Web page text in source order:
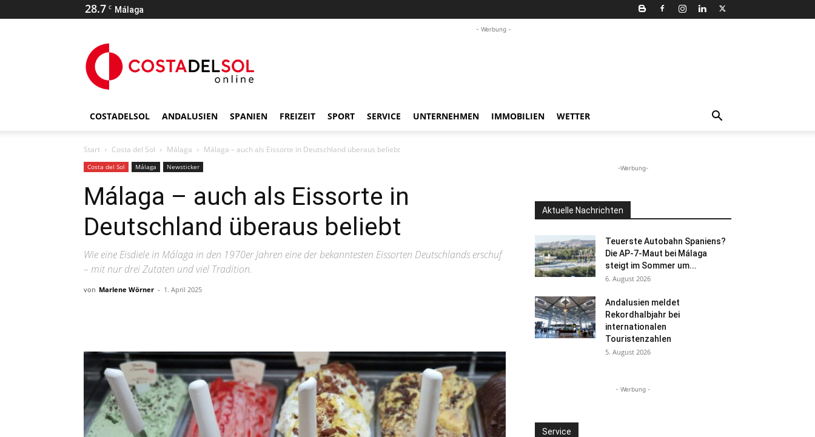
28.7 C Málaga
- Werbung -
COSTADELSOL ANDALUSIEN SPANIEN FREIZEIT SPORT SERVICE UNTERNEHMEN IMMOBILIEN WETTER
Start Costa del Sol Málaga Málaga – auch als Eissorte in Deutschland überaus beliebt
Costa del Sol Málaga Newsticker
Málaga – auch als Eissorte in
Deutschland überaus beliebt
Wie eine Eisdiele in Málaga in den 1970er Jahren eine der bekanntesten Eissorten Deutschlands erschuf
– mit nur drei Zutaten und viel Tradition.
von Marlene Wörner - 1. April 2025
-Werbung-
Aktuelle Nachrichten
Teuerste Autobahn Spaniens?
Die AP-7-Maut bei Málaga
steigt im Sommer um...
6. August 2026
Andalusien meldet
Rekordhalbjahr bei
internationalen
Touristenzahlen
5. August 2026
- Werbung -
Service